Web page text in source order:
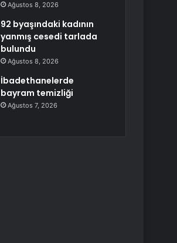
Ağustos 8, 2026
92 byaşındaki kadının
yanmış cesedi tarlada
bulundu
Ağustos 8, 2026
İbadethanelerde
bayram temizliği
Ağustos 7, 2026